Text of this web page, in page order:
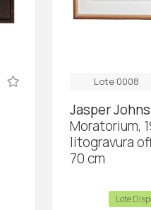
Lote 0008
Jasper Johns
Moratorium,
litogravura
70 cm
Lote